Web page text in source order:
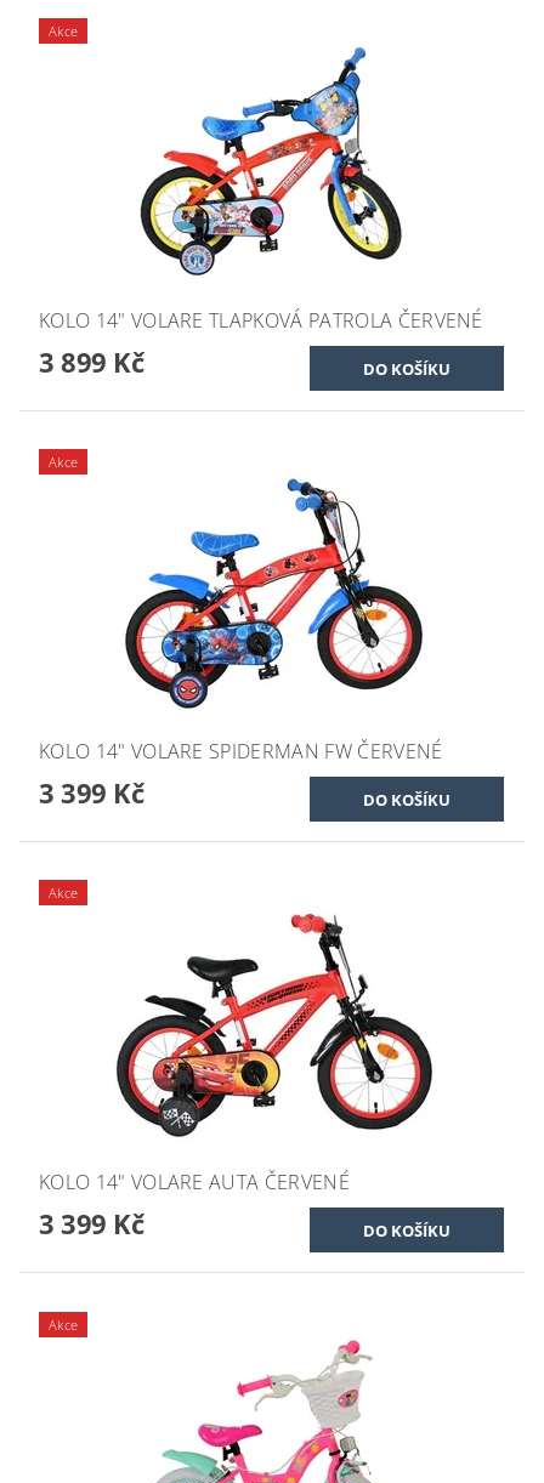
Akce
KOLO 14" VOLARE TLAPKOVÁ PATROLA ČERVENÉ
3 899 Kč
Akce
KOLO 14" VOLARE SPIDERMAN FW ČERVENÉ
3 399 Kč
Akce
KOLO 14" VOLARE AUTA ČERVENÉ
3 399 Kč
Akce